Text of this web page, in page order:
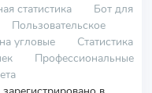
статистика
Бот для
Пользовательское
угловые
Статистика
Профессиональные